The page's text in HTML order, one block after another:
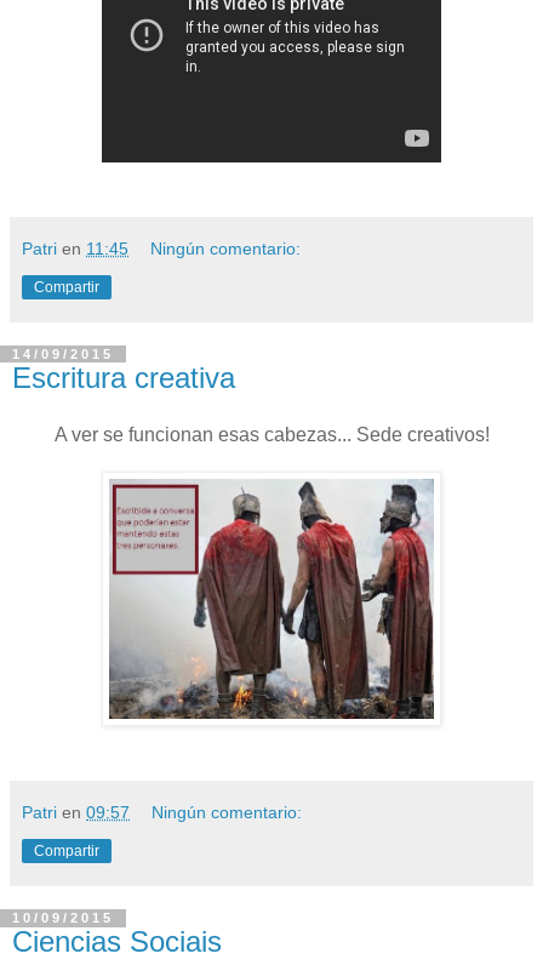
Patri en 11:45 Ningún comentario:
Compartir
14/09/2015
Escritura creativa
A ver se funcionan esas cabezas... Sede creativos!
Patri en 09:57 Ningún comentario:
Compartir
10/09/2015
Ciencias Sociais